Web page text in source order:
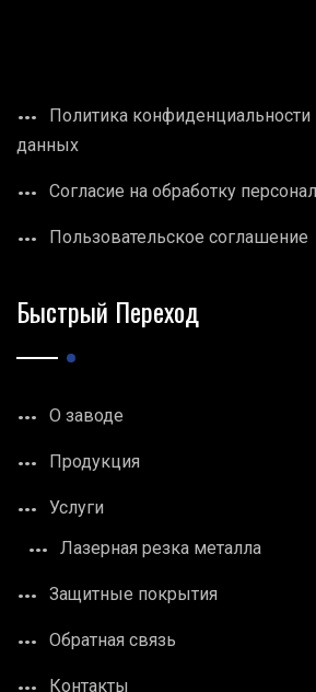
Политика
данных
Согласие на обработку
Пользовательское соглашение
Быстрый Переход
О заводе
Продукция
Услуги
Лазерная резка металла
Защитные покрытия
Обратная связь
Контакты